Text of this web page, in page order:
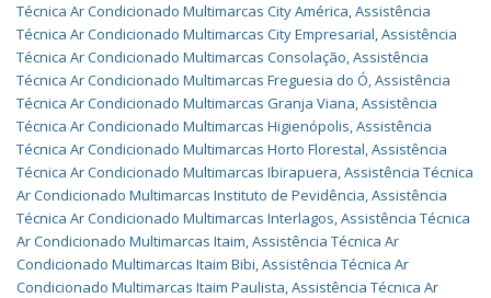
Técnica Ar Condicionado Multimarcas City América,Assistência
Técnica Ar Condicionado Multimarcas City Empresarial,Assistência
Técnica Ar Condicionado Multimarcas Consolação,Assistência
Técnica Ar Condicionado Multimarcas Freguesia do Ó,Assistência
Técnica Ar Condicionado Multimarcas Granja Viana,Assistência
Técnica Ar Condicionado Multimarcas Higienópolis,Assistência
Técnica Ar Condicionado Multimarcas Horto Florestal,Assistência
Técnica Ar Condicionado Multimarcas Ibirapuera,Assistência Técnica
Ar Condicionado Multimarcas Instituto de Pevidência,Assistência
Técnica Ar Condicionado Multimarcas Interlagos,Assistência Técnica
Ar Condicionado Multimarcas Itaim,Assistência Técnica Ar
Condicionado Multimarcas Itaim Bibi,Assistência Técnica Ar
Condicionado Multimarcas Itaim Paulista,Assistência Técnica Ar